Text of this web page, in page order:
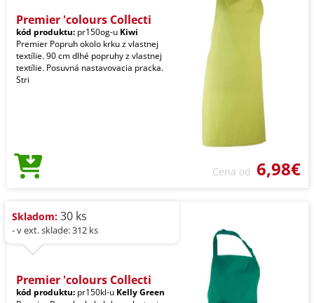
Premier 'colours Collecti
kód produktu: pr150og-u Kiwi
Premier Popruh okolo krku z vlastnej
textílie. 90 cm dlhé popruhy z vlastnej
textílie. Posuvná nastavovacia pracka.
Stri
Cena od 6,98€
Skladom: 30 ks
- v ext. sklade: 312 ks
Premier 'colours Collecti
kód produktu: pr150kl-u Kelly Green